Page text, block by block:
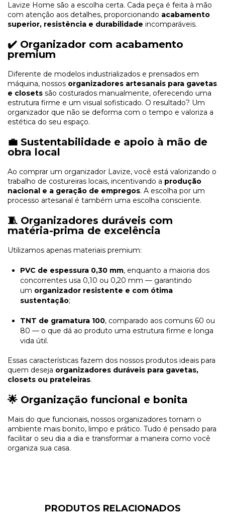
Lavize Home são a escolha certa. Cada peça é feita à mão
com atenção aos detalhes, proporcionando acabamento
superior, resistência e durabilidade incomparáveis.
✔️ Organizador com acabamento
premium
Diferente de modelos industrializados e prensados em
máquina, nossos organizadores artesanais para gavetas
e closets são costurados manualmente, oferecendo uma
estrutura firme e um visual sofisticado. O resultado? Um
organizador que não se deforma com o tempo e valoriza a
estética do seu espaço.
💼 Sustentabilidade e apoio à mão de
obra local
Ao comprar um organizador Lavize, você está valorizando o
trabalho de costureiras locais, incentivando a produção
nacional e a geração de empregos. A escolha por um
processo artesanal é também uma escolha consciente.
🧵 Organizadores duráveis com
matéria-prima de excelência
Utilizamos apenas materiais premium:
PVC de espessura 0,30 mm, enquanto a maioria dos
concorrentes usa 0,10 ou 0,20 mm — garantindo
um organizador resistente e com ótima
sustentação;
TNT de gramatura 100, comparado aos comuns 60 ou
80 — o que dá ao produto uma estrutura firme e longa
vida útil.
Essas características fazem dos nossos produtos ideais para
quem deseja organizadores duráveis para gavetas,
closets ou prateleiras.
🌟 Organização funcional e bonita
Mais do que funcionais, nossos organizadores tornam o
ambiente mais bonito, limpo e prático. Tudo é pensado para
facilitar o seu dia a dia e transformar a maneira como você
organiza sua casa.
PRODUTOS RELACIONADOS